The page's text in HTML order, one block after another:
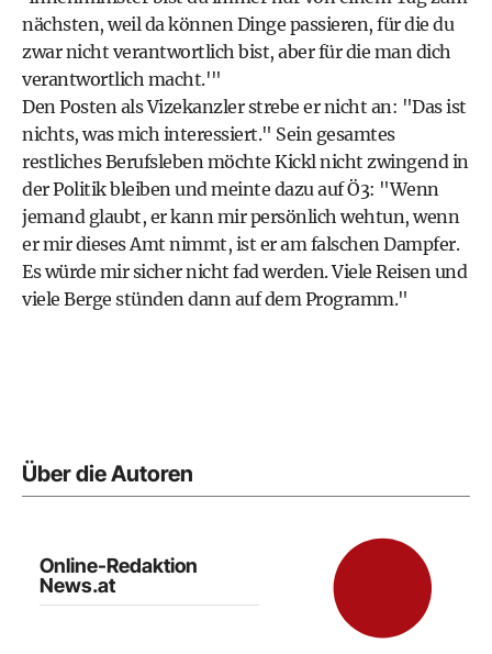
nächsten, weil da können Dinge passieren, für die du
zwar nicht verantwortlich bist, aber für die man dich
verantwortlich macht.'"
Den Posten als Vizekanzler strebe er nicht an: "Das ist
nichts, was mich interessiert." Sein gesamtes
restliches Berufsleben möchte Kickl nicht zwingend in
der Politik bleiben und meinte dazu auf Ö3: "Wenn
jemand glaubt, er kann mir persönlich wehtun, wenn
er mir dieses Amt nimmt, ist er am falschen Dampfer.
Es würde mir sicher nicht fad werden. Viele Reisen und
viele Berge stünden dann auf dem Programm."
Über die Autoren
Online-Redaktion
News.at